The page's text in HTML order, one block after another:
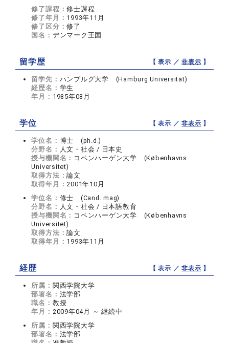
修了課程：修士課程
修了年月： 1993年11月
修了区分：修了
国名： デンマーク王国
留学歴 【 表示 ／非表示 】
留学先： ハンブルグ大学 (Hamburg Universität)
経歴名： 学生
年月： 1985年08月
学位 【 表示 ／非表示 】
学位名： 博士 (ph.d.)
分野名： 人文・社会 / 日本史
授与機関名： コペンハーゲン大学 (Københavns
Universitet)
取得方法：論文
取得年月：2001年10月
学位名： 修士 (Cand. mag)
分野名： 人文・社会 / 日本語教育
授与機関名： コペンハーゲン大学 (Københavns
Universitet)
取得方法：論文
取得年月： 1993年11月
経歴 【 表示 ／非表示 】
所属： 関西学院大学
部署名： 法学部
職名： 教授
年月： 2009年04月 ～ 継続中
所属： 関西学院大学
部署名： 法学部